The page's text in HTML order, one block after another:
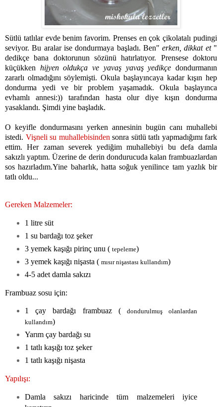
Sütlü tatlılar evde benim favorim. Prenses en çok çikolatalı pudingi
seviyor. Bu aralar ise dondurmaya başladı. Ben"erken, dikkat et"
dedikçe bana doktorunun sözünü hatırlatıyor. Prensese doktoru
küçükken hijyen oldukça ve yavaş yavaş yedikçe dondurmanın
zararlı olmadığını söylemişti. Okula başlayıncaya kadar kışın hep
dondurma yedi ve bir problem yaşamadık. Okula başlayınca
evhamlı annesi:)) tarafından hasta olur diye kışın dondurma
yasaklandı. Şimdi yine başladık.
O keyifle dondurmasını yerken annesinin bugün canı muhallebi
istedi. Vişneli su muhallebisinden sonra sütlü tatlı yapmadığımı fark
ettim. Her zaman severek yediğim muhallebiyi bu defa damla
sakızlı yaptım. Üzerine de derin dondurucuda kalan frambuazlardan
sos hazırladım.Yine baharlık, hatta soğuk yenilince tam yazlık bir
tatlı oldu...
Gereken Malzemeler:
1 litre süt
1 su bardağı toz şeker
3 yemek kaşığı pirinç unu ( tepeleme)
3 yemek kaşığı nişasta ( mısır nişastası kullandım)
4-5 adet damla sakızı
Frambuaz sosu için:
1 çay bardağı frambuaz ( dondurulmuş olanlardan
kullandım)
Yarım çay bardağı su
1 tatlı kaşığı toz şeker
1 tatlı kaşığı nişasta
Yapılışı:
Damla sakızı haricinde tüm malzemeleri iyice